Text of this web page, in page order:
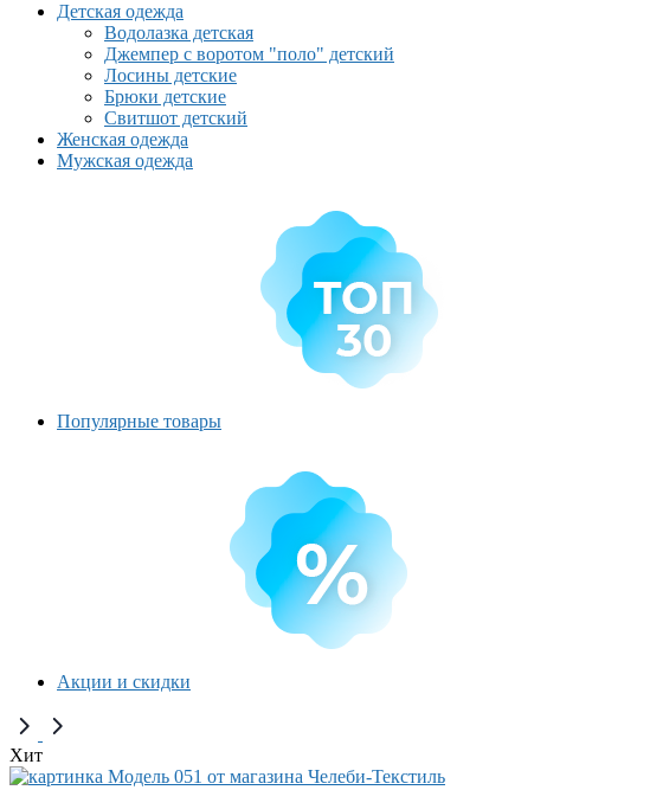
Детская одежда
Водолазка детская
Джемпер с воротом "поло" детский
Лосины детские
Брюки детские
Свитшот детский
Женская одежда
Мужская одежда
Популярные товары
Акции и скидки
Хит